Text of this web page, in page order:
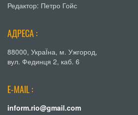
Редактор: Петро Гойс
АДРЕСА :
88000, УкраЇна, м. Ужгород,
вул. Фединця 2, каб. 6
E-MAIL :
inform.rio@gmail.com